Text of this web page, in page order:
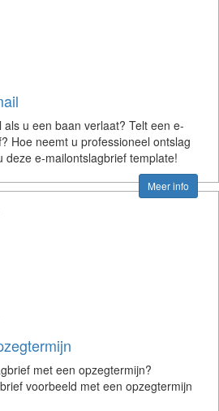
u een baan verlaat? Telt een e-
Hoe neemt u professioneel ontslag
deze e-mailontslagbrief template!
Meer info
met een opzegtermijn?
voorbeeld met een opzegtermijn